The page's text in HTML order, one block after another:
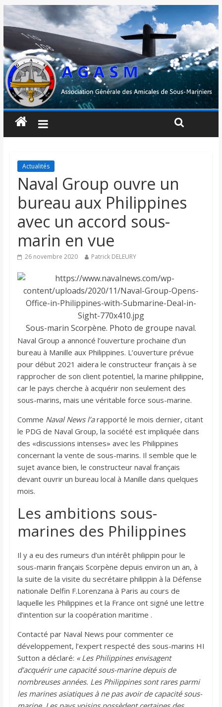
Actualités
Naval Group ouvre un
bureau aux Philippines
avec un accord sous-
marin en vue
26 novembre 2020 Patrick DELEURY
Sous-marin Scorpène. Photo de groupe naval.
Naval Group a annoncé l’ouverture prochaine d’un
bureau à Manille aux Philippines. L’ouverture prévue
pour début 2021 aidera le constructeur français à se
rapprocher de son client potentiel, la marine philippine,
car le pays cherche à acquérir non seulement des
sous-marins, mais une véritable force sous-marine.
Comme Naval News l’arapporté le mois dernier, citant
le PDG de Naval Group, la société est impliquée dans
des «discussions intenses» avec les Philippines
concernant la vente de sous-marins. Il semble que le
sujet avance bien, le constructeur naval français
devant ouvrir un bureau local à Manille dans quelques
mois.
Les ambitions sous-
marines des Philippines
Il y a eu des rumeurs d’un intérêt philippin pour le
sous-marin français Scorpène depuis environ un an, à
la suite de la visite du secrétaire philippin à la Défense
nationale Delfin F.Lorenzana à Paris au cours de
laquelle les Philippines et la France ont signé une lettre
d’intention sur la coopération maritime .
Contacté par Naval News pour commenter ce
développement, l’expert respecté des sous-marins HI
Sutton a déclaré: « Les Philippines envisagent
d’acquérir une capacité sous-marine depuis de
nombreuses années. Les Philippines sont rares parmi
les marines asiatiques à ne pas avoir de capacité sous-